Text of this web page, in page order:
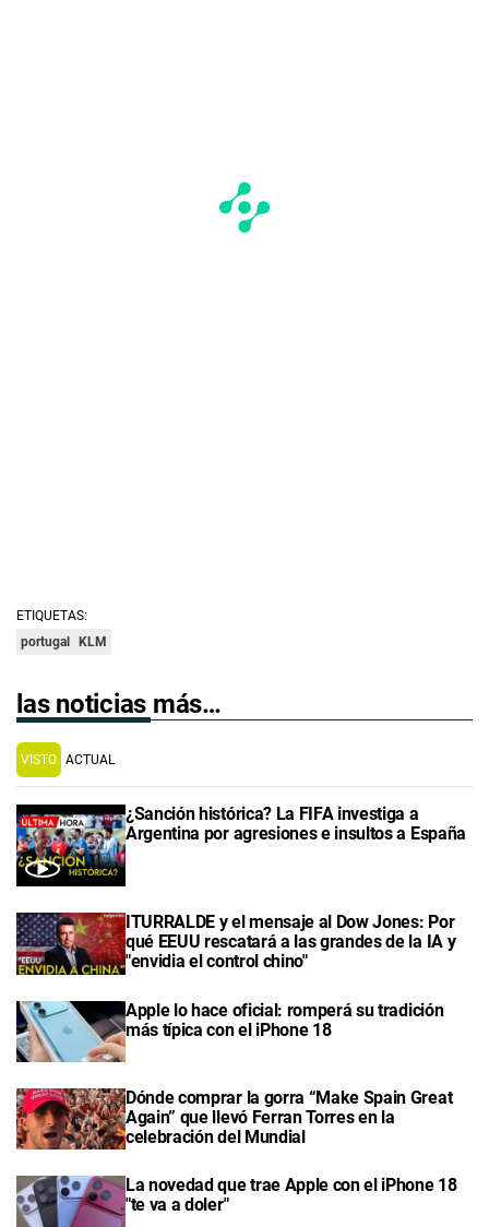
ETIQUETAS:
portugal
KLM
las noticias más…
VISTO ACTUAL
¿Sanción histórica? La FIFA investiga a
Argentina por agresiones e insultos a España
ITURRALDE y el mensaje al Dow Jones: Por
qué EEUU rescatará a las grandes de la IA y
"envidia el control chino"
Apple lo hace oficial: romperá su tradición
más típica con el iPhone 18
Dónde comprar la gorra “Make Spain Great
Again” que llevó Ferran Torres en la
celebración del Mundial
La novedad que trae Apple con el iPhone 18
"te va a doler"